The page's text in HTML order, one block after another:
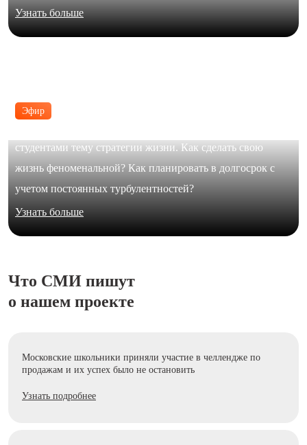
Эфир
студентами тему стратегии жизни. Как сделать свою
жизнь феноменальной? Как планировать в долгосрок с
учетом постоянных турбулентностей?
Узнать больше
Узнать больше
Что СМИ пишут
о нашем проекте
Московские школьники приняли участие в челлендже по
продажам и их успех было не остановить
Узнать подробнее